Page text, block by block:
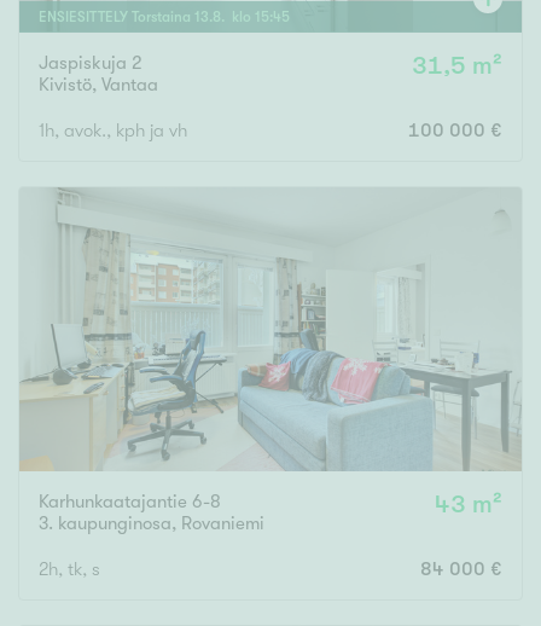
ENSIESITTELY Torstaina 13.8. klo 15:45
Jaspiskuja 2
Kivistö, Vantaa
31,5 m²
1h, avok., kph ja vh 100 000 €
Karhunkaatajantie 6-8
3. kaupunginosa, Rovaniemi
43 m²
2h, tk, s 84 000 €